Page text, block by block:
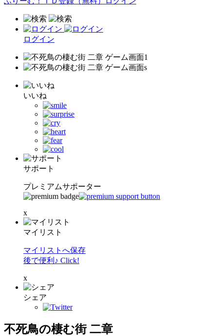
ログイン
いいね
サポート
プレミアムサポーター
x
マイリスト
マイリストへ保存
後で便利♪ Click!
x
シェア
不死鳥の棲む街 二章